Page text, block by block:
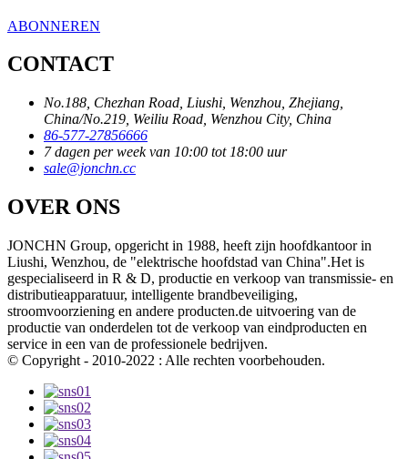
ABONNEREN
CONTACT
No.188, Chezhan Road, Liushi, Wenzhou, Zhejiang,
China/No.219, Weiliu Road, Wenzhou City, China
86-577-27856666
7 dagen per week van 10:00 tot 18:00 uur
sale@jonchn.cc
OVER ONS
JONCHN Group, opgericht in 1988, heeft zijn hoofdkantoor in
Liushi, Wenzhou, de "elektrische hoofdstad van China".Het is
gespecialiseerd in R & D, productie en verkoop van transmissie- en
distributieapparatuur, intelligente brandbeveiliging,
stroomvoorziening en andere producten.de uitvoering van de
productie van onderdelen tot de verkoop van eindproducten en
service in een van de professionele bedrijven.
© Copyright - 2010-2022 : Alle rechten voorbehouden.